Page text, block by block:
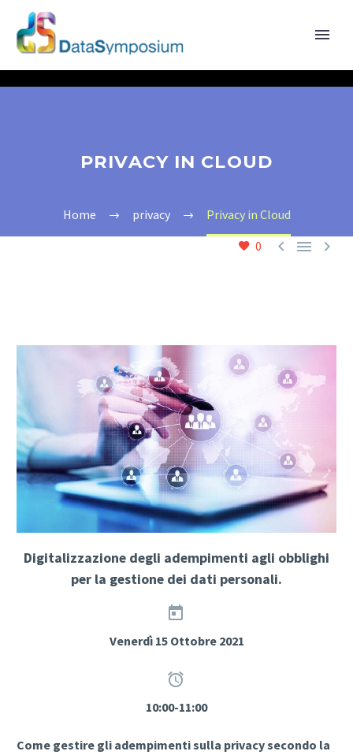
PRIVACY IN CLOUD
Home privacy
Privacy in Cloud
0
  
Digitalizzazione degli adempimenti agli obblighi
per la gestione dei dati personali.


Venerdì 15 Ottobre 2021


10:00-11:00
Come gestire gli adempimenti sulla privacy secondo la